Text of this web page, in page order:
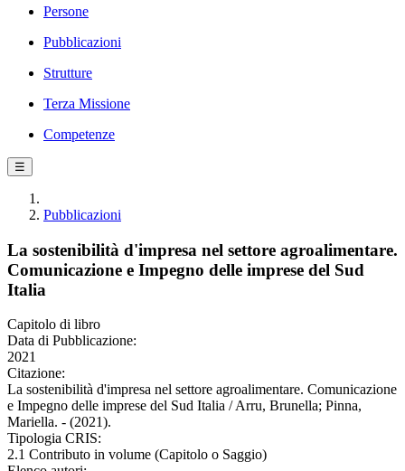
Persone
Pubblicazioni
Strutture
Terza Missione
Competenze
☰
Pubblicazioni
La sostenibilità d'impresa nel settore agroalimentare.
Comunicazione e Impegno delle imprese del Sud
Italia
Capitolo di libro
Data di Pubblicazione:
2021
Citazione:
La sostenibilità d'impresa nel settore agroalimentare. Comunicazione
e Impegno delle imprese del Sud Italia / Arru, Brunella; Pinna,
Mariella. - (2021).
Tipologia CRIS:
2.1 Contributo in volume (Capitolo o Saggio)